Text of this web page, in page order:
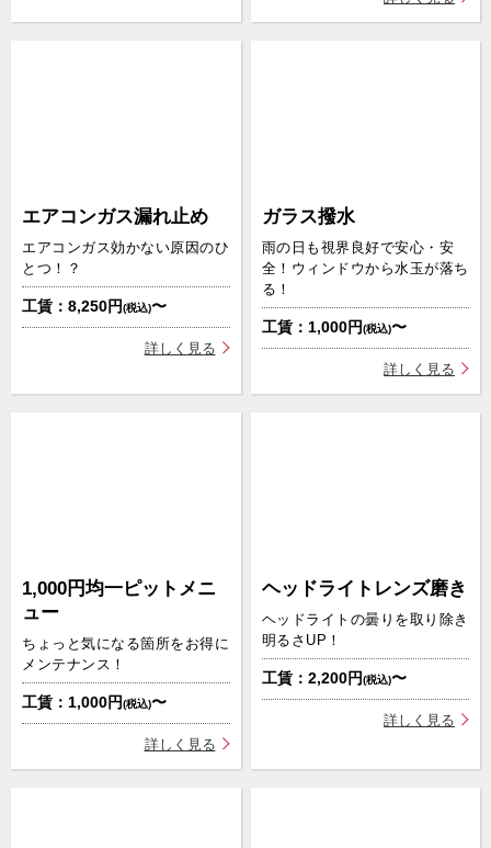
エアコンガス漏れ止め
エアコンガス効かない原因のひ
とつ！？
工賃：8,250円(税込)〜
詳しく見る
ガラス撥水
雨の日も視界良好で安心・安
全！ウィンドウから水玉が落ち
る！
工賃：1,000円(税込)〜
詳しく見る
1,000円均一ピットメニ
ュー
ちょっと気になる箇所をお得に
メンテナンス！
工賃：1,000円(税込)〜
詳しく見る
ヘッドライトレンズ磨き
ヘッドライトの曇りを取り除き
明るさUP！
工賃：2,200円(税込)〜
詳しく見る